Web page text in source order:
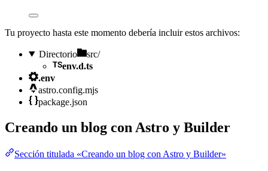
Tu proyecto hasta este momento debería incluir estos archivos:
Directorio
src/
env.d.ts
.env
astro.config.mjs
package.json
Creando un blog con Astro y Builder
Sección titulada «Creando un blog con Astro y Builder»